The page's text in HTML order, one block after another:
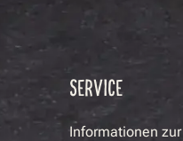
SERVICE
Informationen zur